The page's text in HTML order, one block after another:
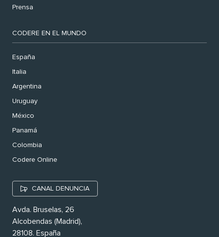
Prensa
CODERE EN EL MUNDO
España
Italia
Argentina
Uruguay
México
Panamá
Colombia
Codere Online
CANAL DENUNCIA
Avda. Bruselas, 26
Alcobendas (Madrid),
28108. España